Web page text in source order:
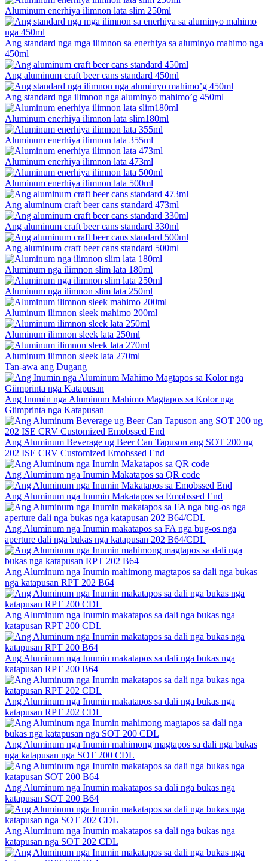
Aluminum enerhiya ilimnon lata slim 250ml
Ang standard nga mga ilimnon sa enerhiya sa aluminyo mahimo nga
450ml
Ang aluminum craft beer cans standard 450ml
Ang standard nga ilimnon nga aluminyo mahimo’g 450ml
Aluminum enerhiya ilimnon lata slim180ml
Aluminum enerhiya ilimnon lata 355ml
Aluminum enerhiya ilimnon lata 473ml
Aluminum enerhiya ilimnon lata 500ml
Ang aluminum craft beer cans standard 473ml
Ang aluminum craft beer cans standard 330ml
Ang aluminum craft beer cans standard 500ml
Aluminum nga ilimnon slim lata 180ml
Aluminum nga ilimnon slim lata 250ml
Aluminum ilimnon sleek mahimo 200ml
Aluminum ilimnon sleek lata 250ml
Aluminum ilimnon sleek lata 270ml
Tan-awa ang Dugang
Ang Inumin nga Aluminum Mahimo Magtapos sa Kolor nga
Giimprinta nga Katapusan
Ang Aluminum Beverage ug Beer Can Tapuson ang SOT 200 ug
202 ISE CRV Customized Emobssed End
Ang Aluminum nga Inumin Makatapos sa QR code
Ang Aluminum nga Inumin Makatapos sa Emobssed End
Ang Aluminum nga Inumin makatapos sa FA nga bug-os nga
aperture dali nga bukas nga katapusan 202 B64/CDL
Ang Aluminum nga Inumin mahimong magtapos sa dali nga bukas
nga katapusan RPT 202 B64
Ang Aluminum nga Inumin makatapos sa dali nga bukas nga
katapusan RPT 200 CDL
Ang Aluminum nga Inumin makatapos sa dali nga bukas nga
katapusan RPT 200 B64
Ang Aluminum nga Inumin makatapos sa dali nga bukas nga
katapusan RPT 202 CDL
Ang Aluminum nga Inumin mahimong magtapos sa dali nga bukas
nga katapusan nga SOT 200 CDL
Ang Aluminum nga Inumin makatapos sa dali nga bukas nga
katapusan SOT 200 B64
Ang Aluminum nga Inumin makatapos sa dali nga bukas nga
katapusan nga SOT 202 CDL